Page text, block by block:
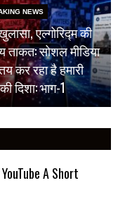
NEWS
एल्गोरिद्म की
ताकत: सोशल मीडिया
कर रहा है हमारी
दिशा: भाग-1
A Short